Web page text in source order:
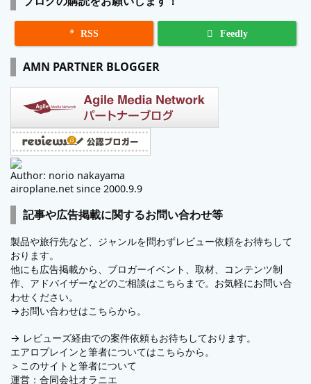
 RSS Feedly
AMN PARTNER BLOGGER
Author: norio nakayama
airoplane.net since 2000.9.9
記事や広告掲載に関するお問い合わせ等
製品や旅行先など、ジャンルを問わずレビュー依頼をお待ちして
おります。
他にも広告掲載から、ブロガーイベント、取材、コンテンツ制
作、アドバイザーなどのご相談はこちらまで。お気軽にお問い合
わせください。
→お問い合わせはこちらから。
→ レビューズ経由での案件依頼もお待ちしております。
エアロプレインと筆者についてはこちらから。
＞ このサイトと筆者について
運営： 合同会社オラニエ